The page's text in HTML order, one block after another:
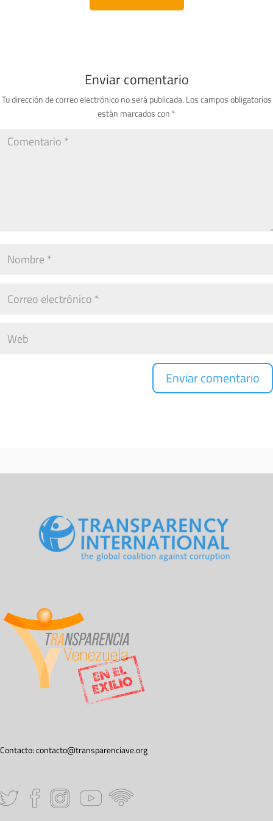
Enviar comentario
Tu dirección de correo electrónico no será publicada. Los campos obligatorios
están marcados con *
Contacto:contacto@transparenciave.org